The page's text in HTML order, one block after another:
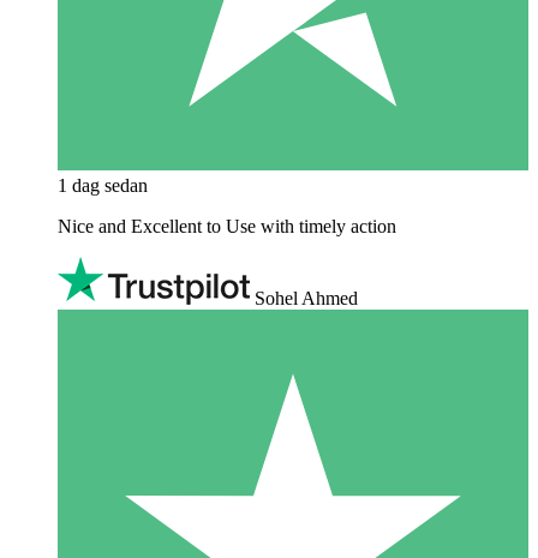
1 dag sedan
Nice and Excellent to Use with timely action
Sohel Ahmed